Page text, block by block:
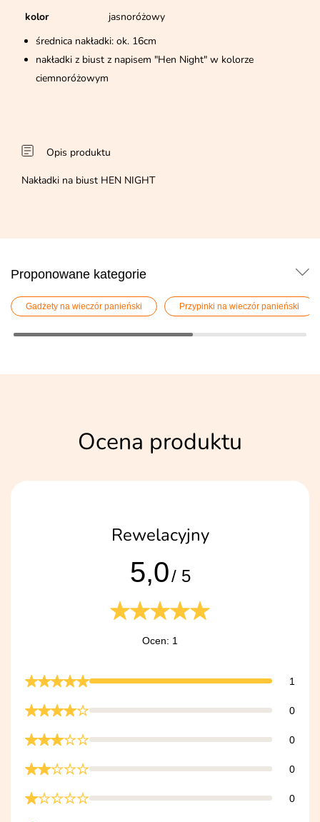
kolor
jasnoróżowy
średnica nakładki: ok. 16cm
nakładki z biust z napisem "Hen Night" w kolorze
ciemnoróżowym
Opis produktu
Nakładki na biust HEN NIGHT
Proponowane kategorie
Gadżety na wieczór panieński Przypinki na wieczór panieński
Ocena produktu
Rewelacyjny
5,0/ 5
Ocen: 1
1
0
0
0
0